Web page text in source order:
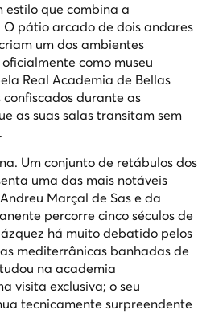
estilo que combina a
pátio arcado de dois andares
um dos ambientes
como museu
Real Academia de Bellas
durante as
as suas salas transitam sem
Um conjunto de retábulos dos
uma das mais notáveis
Marçal de Sas e da
percorre cinco séculos de
há muito debatido pelos
mediterrânicas banhadas de
na academia
visita exclusiva; o seu
tecnicamente surpreendente